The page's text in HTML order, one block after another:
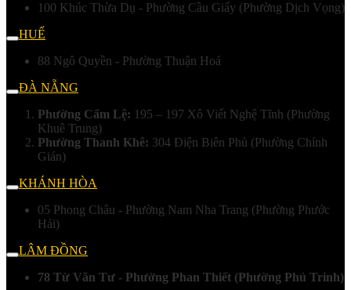
100 Khúc Thừa Dụ - Phường Cầu Giấy (Phường Dịch Vọng)
HUẾ
88 Ngô Quyền - Phường Thuận Hoá
ĐÀ NẴNG
Phường Cẩm Lệ: 195 – 197 Xô Viết Nghệ Tĩnh (Phường
Khuê Trung)
Phường Thanh Khê: 304 Điện Biên Phủ (Phường Chính
Gián)
KHÁNH HÒA
05 Phong Châu - Phường Nam Nha Trang (Phường Phước
Hải)
LÂM ĐỒNG
78 Từ Văn Tư - Phường Phan Thiết (Phường Phú Trinh)